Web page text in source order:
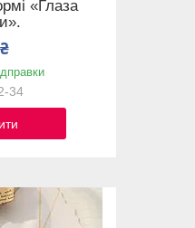
«Глаза
34